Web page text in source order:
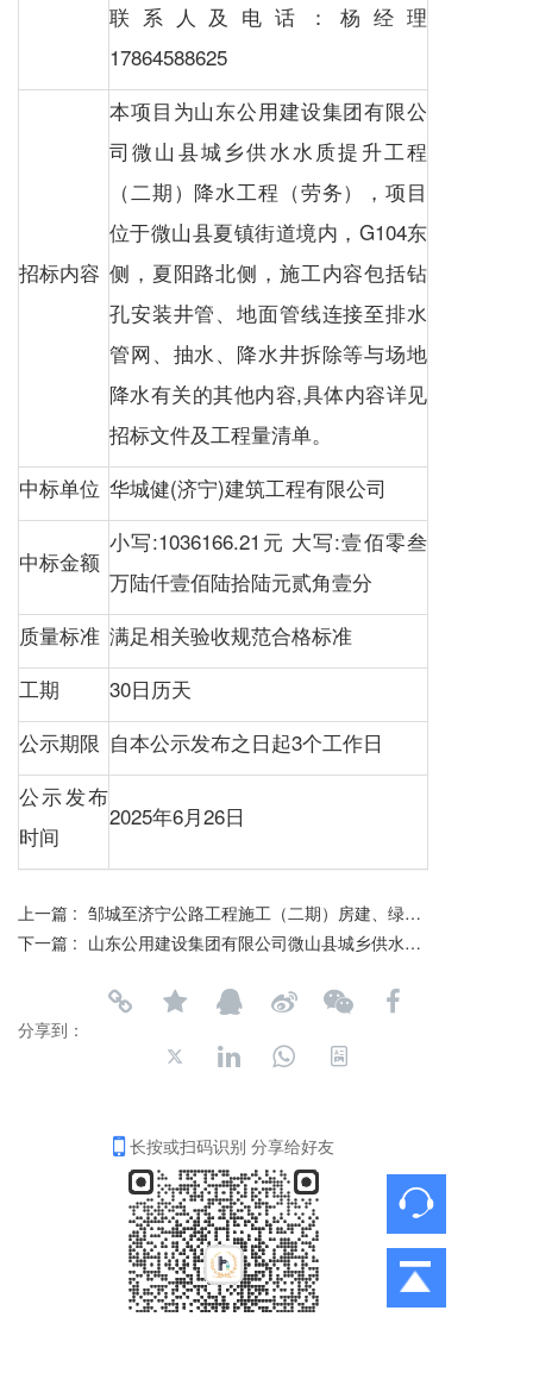
联系人及电话：杨经理
17864588625
招标内容
本项目为山东公用建设集团有限公
司微山县城乡供水水质提升工程
（二期）降水工程（劳务），项目
位于微山县夏镇街道境内，G104东
侧，夏阳路北侧，施工内容包括钻
孔安装井管、地面管线连接至排水
管网、抽水、降水井拆除等与场地
降水有关的其他内容,具体内容详见
招标文件及工程量清单。
中标单位 华城健(济宁)建筑工程有限公司
中标金额
小写:1036166.21元 大写:壹佰零叁
万陆仟壹佰陆拾陆元贰角壹分
质量标准 满足相关验收规范合格标准
工期
30日历天
公示期限 自本公示发布之日起3个工作日
公示发布
时间
2025年6月26日
上一篇 : 邹城至济宁公路工程施工（二期）房建、绿化、机电工程施工邹城南服务区房建工程（劳务）
下一篇 : 山东公用建设集团有限公司微山县城乡供水水质提升工程（二期）降水工程（劳务）
分享到：
长按或扫码识别 分享给好友